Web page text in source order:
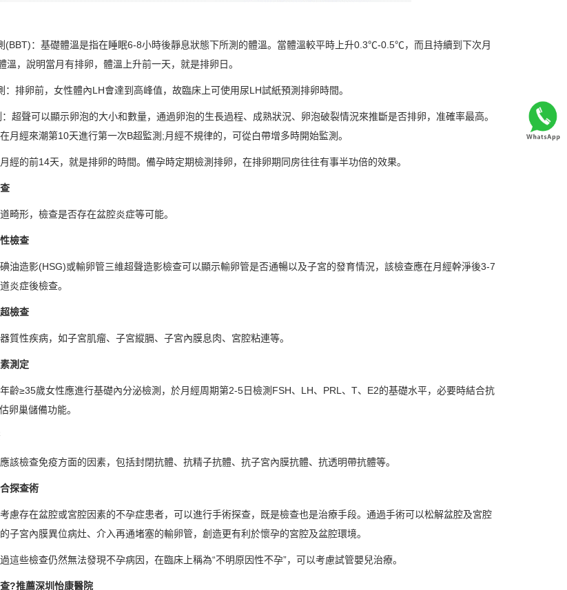
：基礎體溫是指在睡眠6-8小時後靜息狀態下所測的體溫。當體溫較平時上升0.3℃-0.5℃，而且持續到下次月
溫，說明當月有排卵，體溫上升前一天，就是排卵日。
卵前，女性體內LH會達到高峰值，故臨床上可使用尿LH試紙預測排卵時間。
聲可以顯示卵泡的大小和數量，通過卵泡的生長過程、成熟狀況、卵泡破裂情況來推斷是否排卵，准確率最高。
月經來潮第10天進行第一次B超監測;月經不規律的，可從白帶增多時開始監測。
的前14天，就是排卵的時間。備孕時定期檢測排卵，在排卵期同房往往有事半功倍的效果。
形，檢查是否存在盆腔炎症等可能。
檢查
造影(HSG)或輸卵管三維超聲造影檢查可以顯示輸卵管是否通暢以及子宮的發育情況，該檢查應在月經幹淨後3-7
炎症後檢查。
檢查
性疾病，如子宮肌瘤、子宮縱膈、子宮內膜息肉、宮腔粘連等。
測定
≥35歲女性應進行基礎內分泌檢測，於月經周期第2-5日檢測FSH、LH、PRL、T、E2的基礎水平，必要時結合抗
卵巢儲備功能。
檢查免疫方面的因素，包括封閉抗體、抗精子抗體、抗子宮內膜抗體、抗透明帶抗體等。
探查術
存在盆腔或宮腔因素的不孕症患者，可以進行手術探查，既是檢查也是治療手段。通過手術可以松解盆腔及宮腔
子宮內膜異位病灶、介入再通堵塞的輸卵管，創造更有利於懷孕的宮腔及盆腔環境。
些檢查仍然無法發現不孕病因，在臨床上稱為“不明原因性不孕”，可以考慮試管嬰兒治療。
推薦深圳怡康醫院